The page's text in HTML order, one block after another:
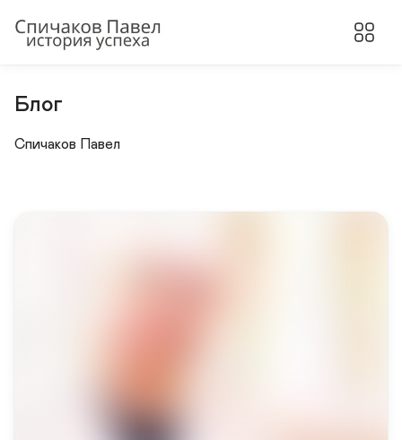
Блог
Спичаков Павел